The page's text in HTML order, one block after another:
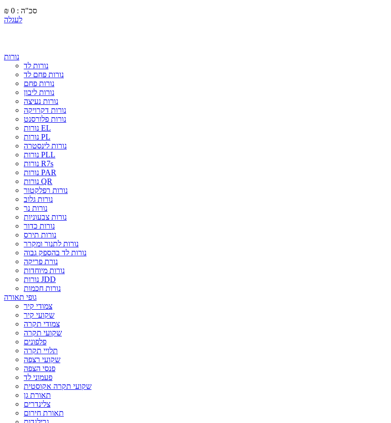
₪
סכ"ה : 0
לעגלה
נורות
נורות לד
נורות פחם לד
נורות פחם
נורות ליבון
נורות נעיצה
נורות דקרויקה
נורות פלורסנט
נורות EL
נורות PL
נורות לינסטרה
נורות PLL
נורות R7s
נורות PAR
נורות QR
נורות רפלקטור
נורות גלוב
נורות נר
נורות צבעוניות
נורות כדור
נורות תירס
נורות לתנור ומקרר
נורות לד בהספק גבוה
נורת פריקה
נורות מיוחדות
נורות JDD
נורות חכמות
גופי תאורה
צמודי קיר
שקועי קיר
צמודי תקרה
שקועי תקרה
פלפונים
תלויי תקרה
שקועי רצפה
פנסי הצפה
פעמוני לד
שקועי תקרה אקוסטית
תאורת גן
צלינדרים
תאורת חירום